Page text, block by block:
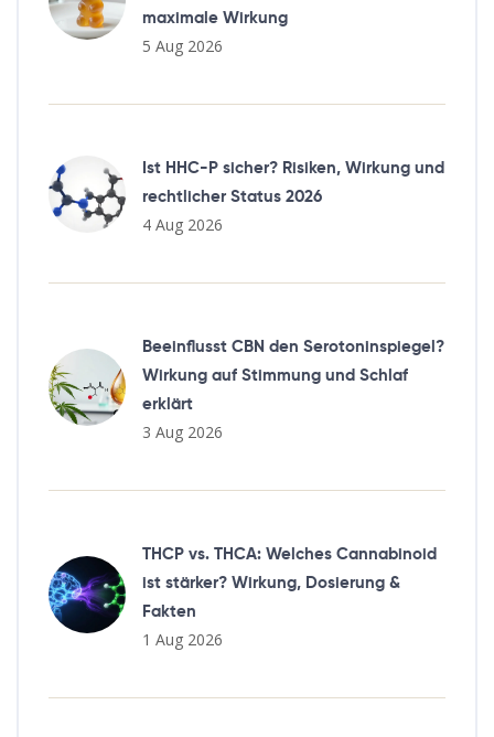
maximale Wirkung
5 Aug 2026
Ist HHC-P sicher? Risiken, Wirkung und
rechtlicher Status 2026
4 Aug 2026
Beeinflusst CBN den Serotoninspiegel?
Wirkung auf Stimmung und Schlaf
erklärt
3 Aug 2026
THCP vs. THCA: Welches Cannabinoid
ist stärker? Wirkung, Dosierung &
Fakten
1 Aug 2026